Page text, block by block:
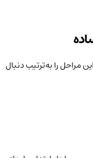
مراحل را به‌ترتیب دنبال